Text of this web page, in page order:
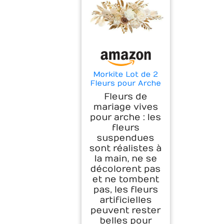
Morkite Lot de 2
Fleurs pour Arche
de Mariage,
Arrangement
Floral Artificiel,
Ensemble de
Fausses Fleurs,
Panneaux de
Bienvenue de
Mariage,
Décorations
Florales pour
Décoration de
Mariage,
Cérémonie
Fleurs de
mariage vives
pour arche : les
fleurs
suspendues
sont réalistes à
la main, ne se
décolorent pas
et ne tombent
pas, les fleurs
artificielles
peuvent rester
belles pour